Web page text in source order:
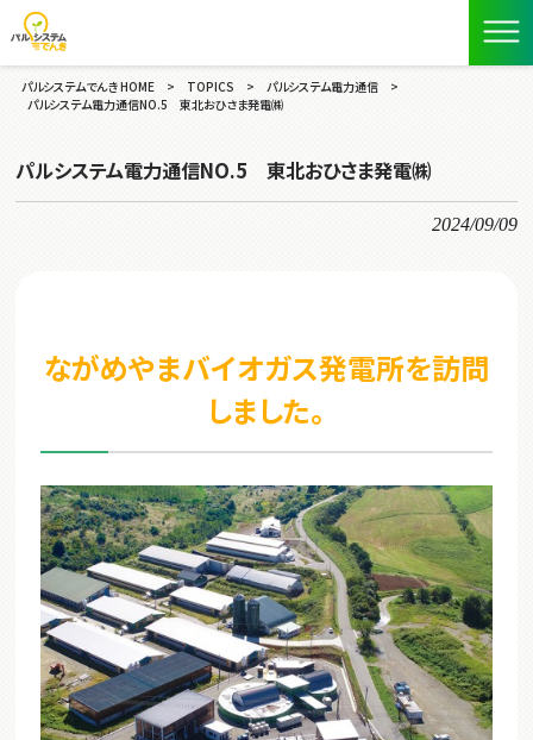
パルシステムでんき HOME > TOPICS > パルシステム電力通信
>
パルシステム電力通信NO.5 東北おひさま発電㈱
パルシステム電力通信NO.5 東北おひさま発電㈱
2024/09/09
ながめやまバイオガス発電所を訪問
しました。